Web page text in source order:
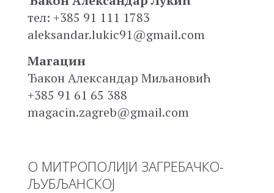
тел: +385 91 111 1783
aleksandar.lukic91@gmail.com
Магацин
Ђакон Александар Миљановић
+385 91 61 65 388
magacin.zagreb@gmail.com
О МИТРОПОЛИЈИ ЗАГРЕБАЧКО-
ЉУБЉАНСКОЈ